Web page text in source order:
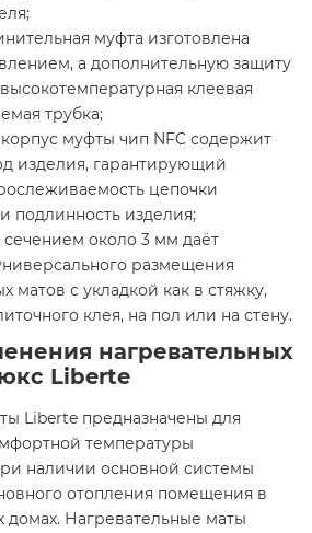
муфта изготовлена
а дополнительную защиту
клеевая
трубка;
муфты чип NFC содержит
изделия, гарантирующий
цепочки
подлинность изделия;
сечением около 3 мм даёт
размещения
матов с укладкой как в стяжку,
клея, на пол или на стену.
нагревательных
Liberte
Liberte предназначены для
температуры
наличии основной системы
отопления помещения в
домах. Нагревательные маты